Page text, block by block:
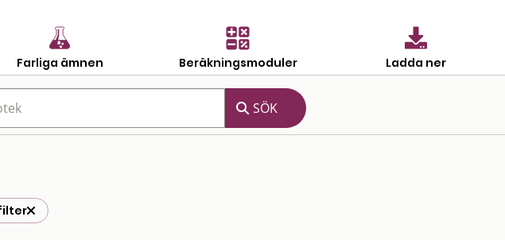
Farliga ämnen Beräkningsmoduler Ladda ner